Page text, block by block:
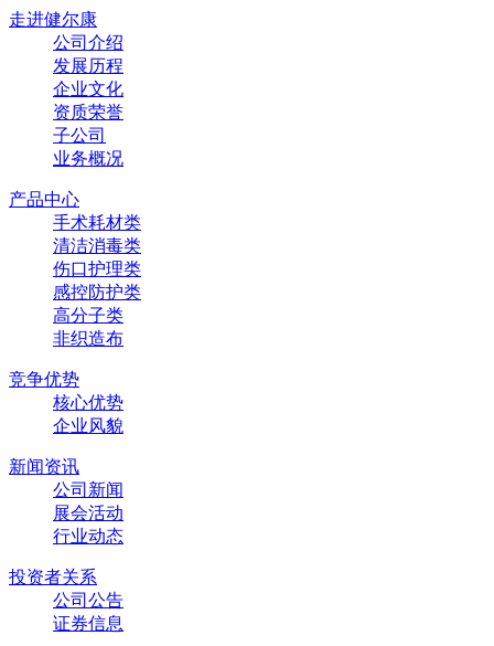
走进健尔康
公司介绍
发展历程
企业文化
资质荣誉
子公司
业务概况
产品中心
手术耗材类
清洁消毒类
伤口护理类
感控防护类
高分子类
非织造布
竞争优势
核心优势
企业风貌
新闻资讯
公司新闻
展会活动
行业动态
投资者关系
公司公告
证券信息